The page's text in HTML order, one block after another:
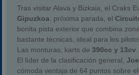
Tras visitar Alava y Bizkaia, el Craks
Gipuzkoa: próxima parada, el
bonita pista exterior que combina
bastante técnicas, ideal para los
Las monturas, karts de390cc y 13cv
El lìder de la clasificación general,
cómoda ventaja de 64 puntos sobre